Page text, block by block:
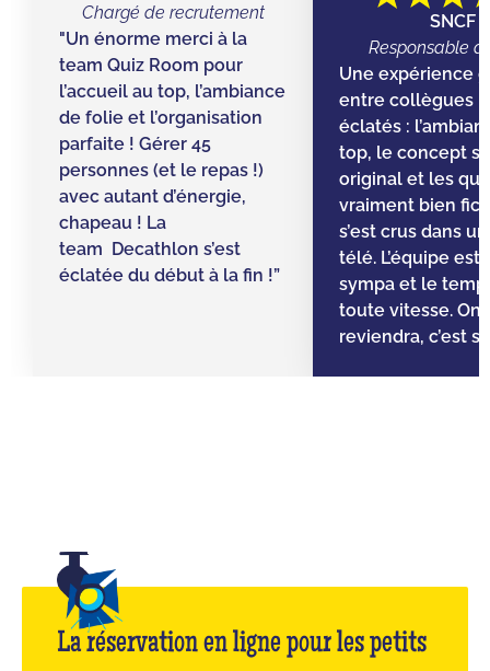
Chargé de recrutement
"Un énorme merci à la
team Quiz Room pour
l’accueil au top, l’ambiance
de folie et l’organisation
parfaite ! Gérer 45
personnes (et le repas !)
avec autant d’énergie,
chapeau ! La
team Decathlon s’est
éclatée du début à la fin !”
SNCF
Responsable
Une expérience
entre collègues !
éclatés :
top, le concept
original et les
vraiment bien
s’est crus dans
télé. L’équipe est
sympa et le
toute vitesse. On
reviendra, c’est
La réservation en ligne pour les petits